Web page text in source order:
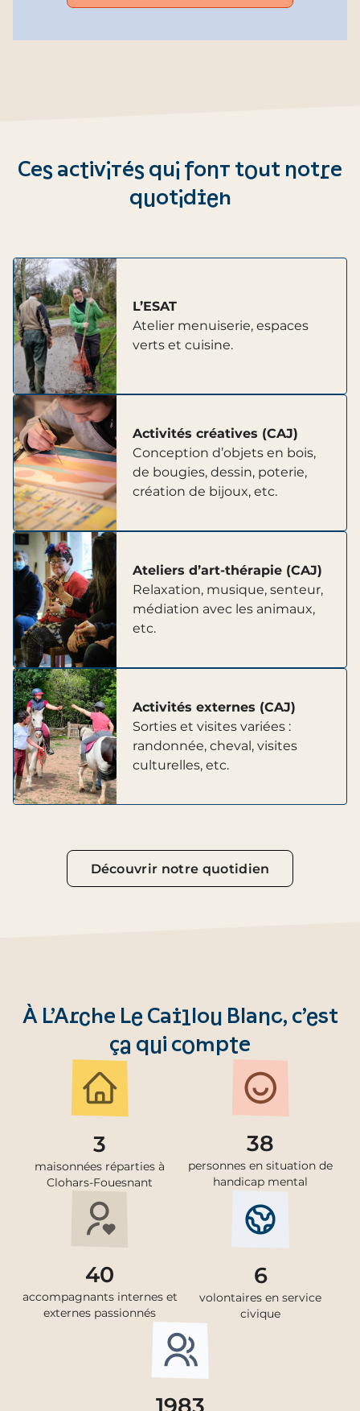
Ces activités qui font tout notre
quotidien
L’ESAT
Atelier menuiserie, espaces
verts et cuisine.
Activités créatives (CAJ)
Conception d’objets en bois,
de bougies, dessin, poterie,
création de bijoux, etc.
Ateliers d’art-thérapie (CAJ)
Relaxation, musique, senteur,
médiation avec les animaux,
etc.
Activités externes (CAJ)
Sorties et visites variées :
randonnée, cheval, visites
culturelles, etc.
Découvrir notre quotidien
À L’Arche Le Caillou Blanc, c’est
ça qui compte
3
maisonnées réparties à
Clohars-Fouesnant
38
personnes en situation de
handicap mental
40
accompagnants internes et
externes passionnés
6
volontaires en service
civique